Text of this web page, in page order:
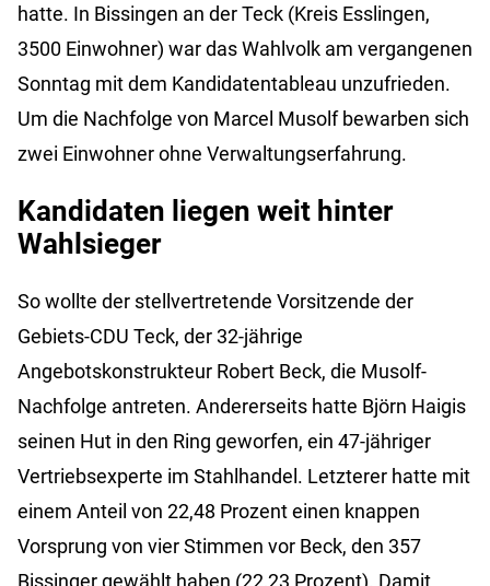
hatte. In Bissingen an der Teck (Kreis Esslingen,
3500 Einwohner) war das Wahlvolk am vergangenen
Sonntag mit dem Kandidatentableau unzufrieden.
Um die Nachfolge von Marcel Musolf bewarben sich
zwei Einwohner ohne Verwaltungserfahrung.
Kandidaten liegen weit hinter
Wahlsieger
So wollte der stellvertretende Vorsitzende der
Gebiets-CDU Teck, der 32-jährige
Angebotskonstrukteur Robert Beck, die Musolf-
Nachfolge antreten. Andererseits hatte Björn Haigis
seinen Hut in den Ring geworfen, ein 47-jähriger
Vertriebsexperte im Stahlhandel. Letzterer hatte mit
einem Anteil von 22,48 Prozent einen knappen
Vorsprung von vier Stimmen vor Beck, den 357
Bissinger gewählt haben (22,23 Prozent). Damit